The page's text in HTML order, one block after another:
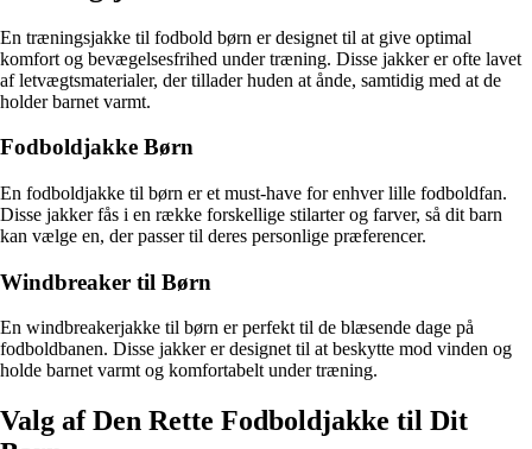
En træningsjakke til fodbold børn er designet til at give optimal
komfort og bevægelsesfrihed under træning. Disse jakker er ofte lavet
af letvægtsmaterialer, der tillader huden at ånde, samtidig med at de
holder barnet varmt.
Fodboldjakke Børn
En fodboldjakke til børn er et must-have for enhver lille fodboldfan.
Disse jakker fås i en række forskellige stilarter og farver, så dit barn
kan vælge en, der passer til deres personlige præferencer.
Windbreaker til Børn
En windbreakerjakke til børn er perfekt til de blæsende dage på
fodboldbanen. Disse jakker er designet til at beskytte mod vinden og
holde barnet varmt og komfortabelt under træning.
Valg af Den Rette Fodboldjakke til Dit